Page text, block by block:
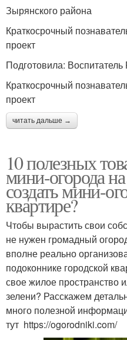
Зырянского района
Краткосрочный
проект
Подготовила:
Краткосрочный
проект
читать дальше →
10 полезных
мини-огорода
создать мини-
квартире?
Чтобы вырастить свои
не нужен громадный
вполне реально
подоконнике городской
свое жилое пространство
зелени? Расскажем
много полезной
тут https://ogorodniki.com/